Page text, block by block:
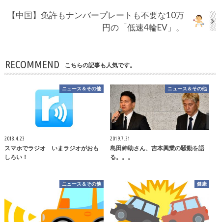
【中国】免許もナンバープレートも不要な10万
円の「低速4輪EV」。
RECOMMEND こちらの記事も人気です。
ニュース＆その他
2018.4.23
スマホでラジオ いまラジオがおも
しろい！
ニュース＆その他
2019.7.31
島田紳助さん、吉本興業の騒動を語
る。。。
ニュース＆その他 健康